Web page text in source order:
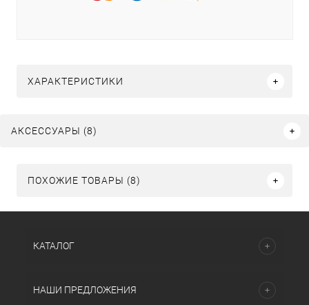
ХАРАКТЕРИСТИКИ
АКСЕССУАРЫ (8)
ПОХОЖИЕ ТОВАРЫ (8)
КАТАЛОГ
НАШИ ПРЕДЛОЖЕНИЯ